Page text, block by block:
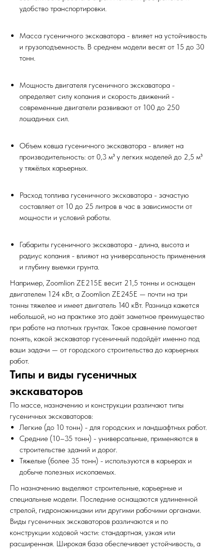
удобство транспортировки.
Масса гусеничного экскаватора - влияет на устойчивость
и грузоподъемность. В среднем модели весят от 15 до 30
тонн.
Мощность двигателя гусеничного экскаватора -
определяет силу копания и скорость движений -
современные двигатели развивают от 100 до 250
лошадиных сил.
Объем ковша гусеничного экскаватора - влияет на
производительность: от 0,3 м³ у легких моделей до 2,5 м³
у тяжёлых карьерных.
Расход топлива гусеничного экскаватора - зачастую
составляет от 10 до 25 литров в час в зависимости от
мощности и условий работы.
Габариты гусеничного экскаватора - длина, высота и
радиус копания - влияют на универсальность применения
и глубину выемки грунта.
Например, Zoomlion ZE215E весит 21,5 тонны и оснащен
двигателем 124 кВт, а Zoomlion ZE245E — почти на три
тонны тяжелее и имеет двигатель 140 кВт. Разница кажется
небольшой, но на практике это даёт заметное преимущество
при работе на плотных грунтах. Такое сравнение помогает
понять, какой экскаватор гусеничный подойдёт именно под
ваши задачи — от городского строительства до карьерных
работ.
Типы и виды гусеничных
экскаваторов
По массе, назначению и конструкции различают типы
гусеничных экскаваторов:
Легкие (до 10 тонн) - для городских и ландшафтных работ.
Средние (10–35 тонн) - универсальные, применяются в
строительстве зданий и дорог.
Тяжелые (более 35 тонн) - используются в карьерах и
добыче полезных ископаемых.
По назначению выделяют строительные, карьерные и
специальные модели. Последние оснащаются удлиненной
стрелой, гидроножницами или другими рабочими органами.
Виды гусеничных экскаваторов различаются и по
конструкции ходовой части: стандартная, узкая или
расширенная. Широкая база обеспечивает устойчивость, а